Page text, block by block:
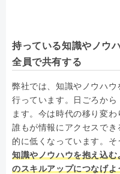
持っている知識やノウ
全員で共有する
弊社では、知識やノウハ
行っています。日ごろか
ます。今は時代の移り変
誰もが情報にアクセスで
的に低くなっています。
知識やノウハウを抱え込
のスキルアップにつなげよ